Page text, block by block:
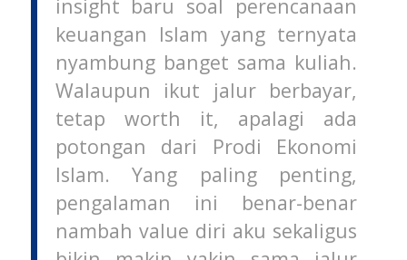
insight baru soal perencanaan
keuangan Islam yang ternyata
nyambung banget sama kuliah.
Walaupun ikut jalur berbayar,
tetap worth it, apalagi ada
potongan dari Prodi Ekonomi
Islam. Yang paling penting,
pengalaman ini benar-benar
nambah value diri aku sekaligus